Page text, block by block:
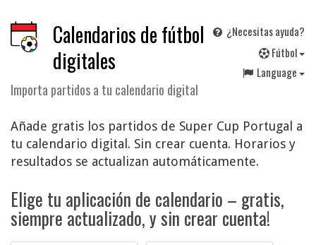
Calendarios de fútbol
digitales
Importa partidos a tu calendario digital
¿Necesitas ayuda?
Fútbol
Language
Añade gratis los partidos de Super Cup Portugal a
tu calendario digital. Sin crear cuenta. Horarios y
resultados se actualizan automáticamente.
Elige tu aplicación de calendario – gratis,
siempre actualizado, y sin crear cuenta!